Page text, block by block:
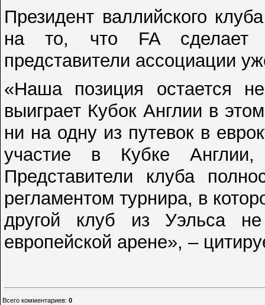
Президент валлийского
на то, что FA сделает
представители ассоциации
«Наша позиция остается
выиграет Кубок Англии в
ни на одну из путевок в
участие в Кубке
Представители клуба
регламентом турнира, в
другой клуб из Уэльса
европейской арене», –
Всего комментариев: 0